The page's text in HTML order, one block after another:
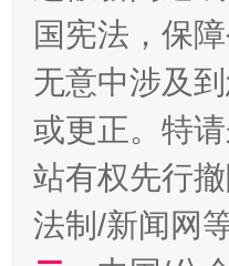
习近平的博鳌关
国宪法，保
无意中涉及
或更正。特
站有权先行
法制/新闻网